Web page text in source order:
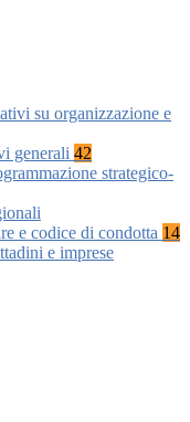
su organizzazione e
generali 42
strategico-
e codice di condotta 14
e imprese